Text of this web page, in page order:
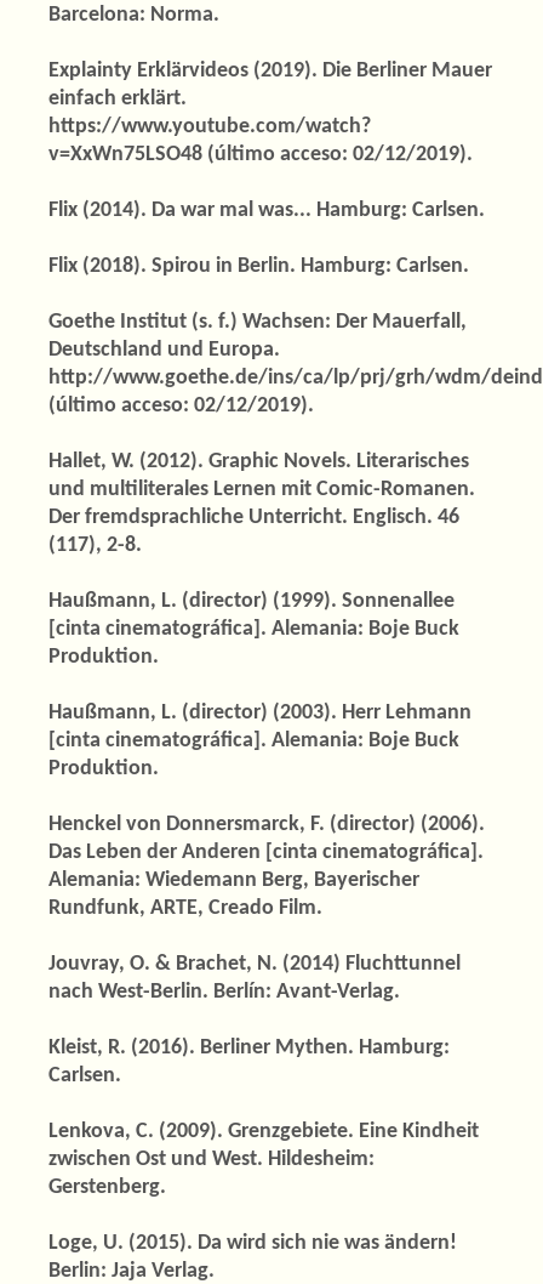
Barcelona: Norma.
Explainty Erklärvideos (2019). Die Berliner Mauer
einfach erklärt.
https://www.youtube.com/watch?
v=XxWn75LSO48 (último acceso: 02/12/2019).
Flix (2014). Da war mal was... Hamburg: Carlsen.
Flix (2018). Spirou in Berlin. Hamburg: Carlsen.
Goethe Institut (s. f.) Wachsen: Der Mauerfall,
Deutschland und Europa.
http://www.goethe.de/ins/ca/lp/prj/grh/wdm/
(último acceso: 02/12/2019).
Hallet, W. (2012). Graphic Novels. Literarisches
und multiliterales Lernen mit Comic-Romanen.
Der fremdsprachliche Unterricht. Englisch. 46
(117), 2-8.
Haußmann, L. (director) (1999). Sonnenallee
[cinta cinematográfica]. Alemania: Boje Buck
Produktion.
Haußmann, L. (director) (2003). Herr Lehmann
[cinta cinematográfica]. Alemania: Boje Buck
Produktion.
Henckel von Donnersmarck, F. (director) (2006).
Das Leben der Anderen [cinta cinematográfica].
Alemania: Wiedemann Berg, Bayerischer
Rundfunk, ARTE, Creado Film.
Jouvray, O. & Brachet, N. (2014) Fluchttunnel
nach West-Berlin. Berlín: Avant-Verlag.
Kleist, R. (2016). Berliner Mythen. Hamburg:
Carlsen.
Lenkova, C. (2009). Grenzgebiete. Eine Kindheit
zwischen Ost und West. Hildesheim:
Gerstenberg.
Loge, U. (2015). Da wird sich nie was ändern!
Berlin: Jaja Verlag.